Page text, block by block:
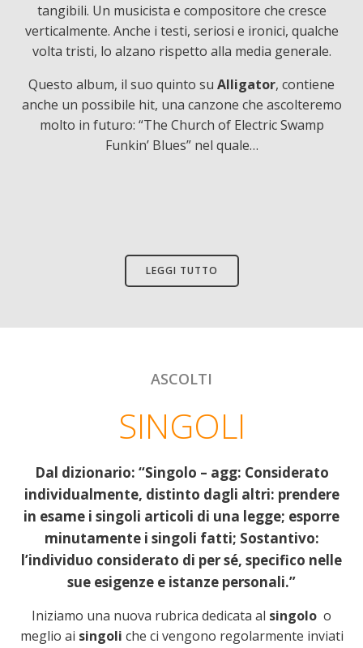
tangibili. Un musicista e compositore che cresce
verticalmente. Anche i testi, seriosi e ironici, qualche
volta tristi, lo alzano rispetto alla media generale.
Questo album, il suo quinto su Alligator, contiene
anche un possibile hit, una canzone che ascolteremo
molto in futuro: “The Church of Electric Swamp
Funkin’ Blues” nel quale…
LEGGI TUTTO
ASCOLTI
SINGOLI
Dal dizionario: “Singolo – agg: Considerato
individualmente, distinto dagli altri: prendere
in esame i singoli articoli di una legge; esporre
minutamente i singoli fatti; Sostantivo:
l’individuo considerato di per sé, specifico nelle
sue esigenze e istanze personali.”
Iniziamo una nuova rubrica dedicata al singolo o
meglio ai singoli che ci vengono regolarmente inviati